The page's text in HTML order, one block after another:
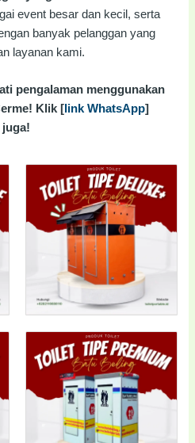
event besar dan kecil, serta
banyak pelanggan yang
layanan kami.
pengalaman menggunakan
Klik [ link WhatsApp]
juga!